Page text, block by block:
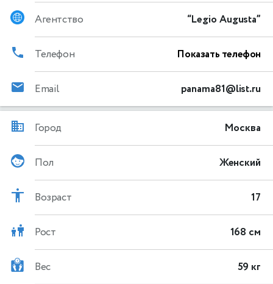
Агентство “Legio Augusta”
Телефон Показать телефон
Email panama81@list.ru
Город Москва
Пол Женский
Возраст 17
Рост 168 см
Вес 59 кг